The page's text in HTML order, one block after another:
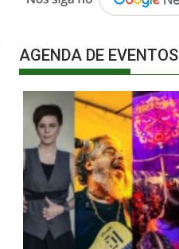
AGENDA DE EVENTOS